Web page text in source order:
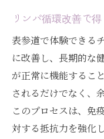
リンパ循環改善で
表参道で体験できる
に改善し、長期的な
が正常に機能するこ
されるだけでなく、
このプロセスは、免
対する抵抗力を強化